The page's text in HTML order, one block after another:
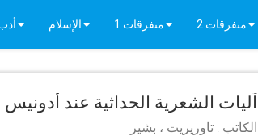
الإسلام متفرقات 1 متفرقات 2
آليات الشعرية الحداثية عند أدونيس
الكاتب : تاوريريت ، بشير